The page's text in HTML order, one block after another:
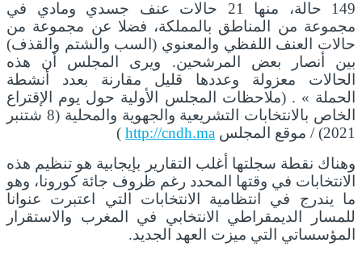
149 حالة، منها 21 حالات عنف جسدي ومادي في
مجموعة من المناطق بالمملكة، فضلا عن مجموعة من
حالات العنف اللفظي والمعنوي (السب والشتم والقذف)
بين أنصار بعض المرشحين. ويرى المجلس أن هذه
الحالات معزولة وعددها قليل مقارنة بعدد أنشطة
الحملة » . (ملاحظات المجلس الأولية حول يوم الإقتراع
الخاص بالانتخابات التشريعية والجهوية والمحلية (8 شتنبر
2021) / موقع المجلس
http://cndh.ma
)
وهناك نقطة سجلتها أغلب التقارير بإيجابية هو تنظيم هذه
الانتخابات في وقتها المحدد رغم ظروف جائة كورونا، وهو
ما يندرج في انتظامية الانتخابات التي اعتبرت عنوانا
للمسار الديمقراطي الانتخابي في المغرب والاستقرار
المؤسساتي التي ميزت العهد الجديد.